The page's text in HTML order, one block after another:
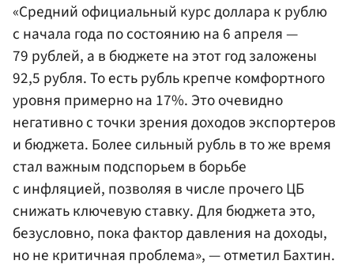
«Средний официальный курс доллара к рублю
с начала года по состоянию на 6 апреля —
79 рублей, а в бюджете на этот год заложены
92,5 рубля. То есть рубль крепче комфортного
уровня примерно на 17%. Это очевидно
негативно с точки зрения доходов экспортеров
и бюджета. Более сильный рубль в то же время
стал важным подспорьем в борьбе
с инфляцией, позволяя в числе прочего ЦБ
снижать ключевую ставку. Для бюджета это,
безусловно, пока фактор давления на доходы,
но не критичная проблема», — отметил Бахтин.